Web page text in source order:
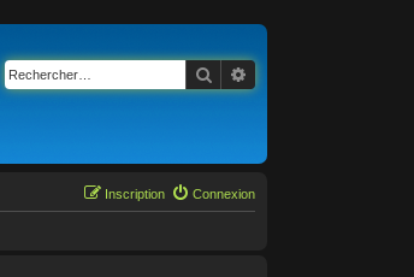
Rechercher
Connexion
Inscription